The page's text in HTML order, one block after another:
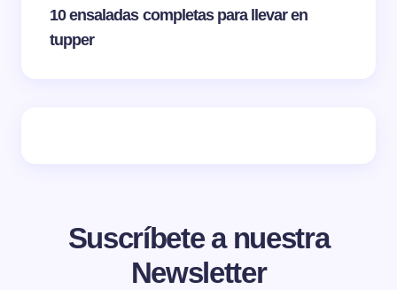
10 ensaladas completas para llevar en
tupper
Suscríbete a nuestra
Newsletter